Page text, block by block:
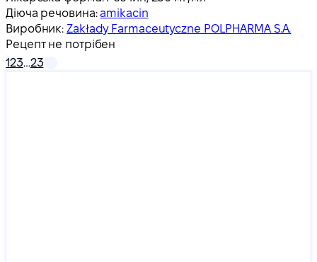
Діюча речовина:amikacin
Виробник: Zakłady Farmaceutyczne POLPHARMA S.A.
Рецепт не потрібен
123…23